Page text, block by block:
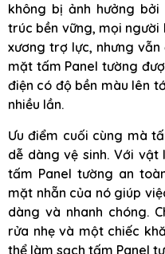
không bị ảnh hưởng
trúc bền vững, mọi người
xương trợ lực, nhưng
mặt tấm Panel tường
điện có độ bền màu lên
nhiều lần.
Ưu điểm cuối cùng mà
dễ dàng vệ sinh. Với
tấm Panel tường an
mặt nhẵn của nó giúp
dàng và nhanh chóng.
rửa nhẹ và một chiếc
thể làm sạch tấm Panel